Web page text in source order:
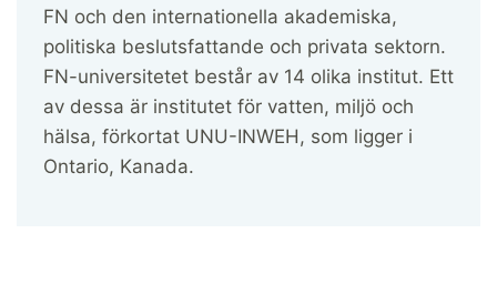
FN och den internationella akademiska,
politiska beslutsfattande och privata sektorn.
FN-universitetet består av 14 olika institut. Ett
av dessa är institutet för vatten, miljö och
hälsa, förkortat UNU-INWEH, som ligger i
Ontario, Kanada.